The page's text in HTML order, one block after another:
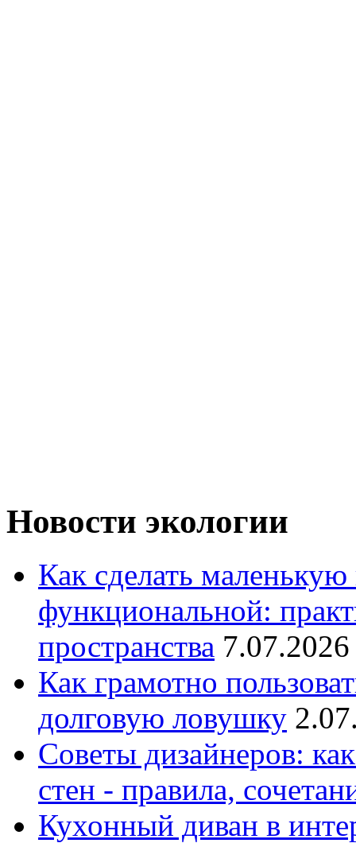
Новости экологии
Как сделать
функциональной:
пространства
Как грамотно
долговую ловушку
Советы дизайнеров:
стен - правила,
Кухонный диван в